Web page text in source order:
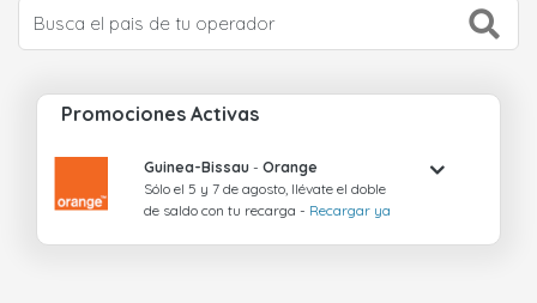
Promociones Activas
Guinea-Bissau- Orange
Sólo el 5 y 7 de agosto, llévate el doble
de saldo con tu recarga - Recargar ya